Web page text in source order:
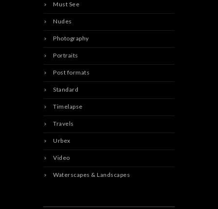
Must See
Nudes
Photography
Portraits
Post formats
Standard
Timelapse
Travels
Urbex
Video
Waterscapes & Landscapes